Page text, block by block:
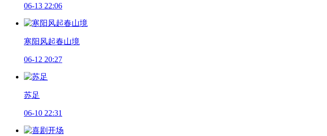
06-13 22:06
寒阳风起春山境
06-12 20:27
苏足
06-10 22:31